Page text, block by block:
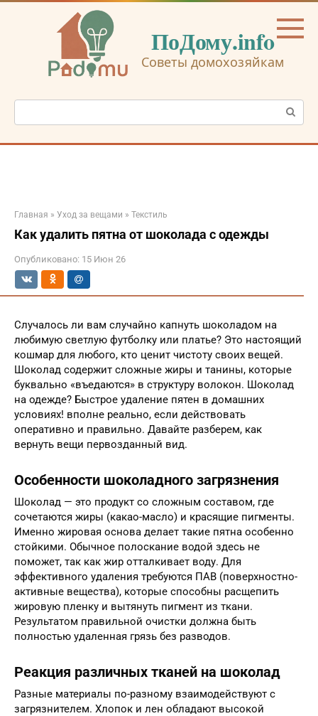
Перейти
ПоДому.info
Советы домохозяйкам
Поиск:
Главная » Уход за вещами » Текстиль
Как удалить пятна от шоколада с одежды
Опубликовано: 15 Июн 26
Случалось ли вам случайно капнуть шоколадом на
любимую светлую футболку или платье? Это настоящий
кошмар для любого, кто ценит чистоту своих вещей.
Шоколад содержит сложные жиры и танины, которые
буквально «въедаются» в структуру волокон. Шоколад
на одежде? Быстрое удаление пятен в домашних
условиях! вполне реально, если действовать
оперативно и правильно. Давайте разберем, как
вернуть вещи первозданный вид.
Особенности шоколадного загрязнения
Шоколад — это продукт со сложным составом, где
сочетаются жиры (какао-масло) и красящие пигменты.
Именно жировая основа делает такие пятна особенно
стойкими. Обычное полоскание водой здесь не
поможет, так как жир отталкивает воду. Для
эффективного удаления требуются ПАВ (поверхностно-
активные вещества), которые способны расщепить
жировую пленку и вытянуть пигмент из ткани.
Результатом правильной очистки должна быть
полностью удаленная грязь без разводов.
Реакция различных тканей на шоколад
Разные материалы по-разному взаимодействуют с
загрязнителем. Хлопок и лен обладают высокой